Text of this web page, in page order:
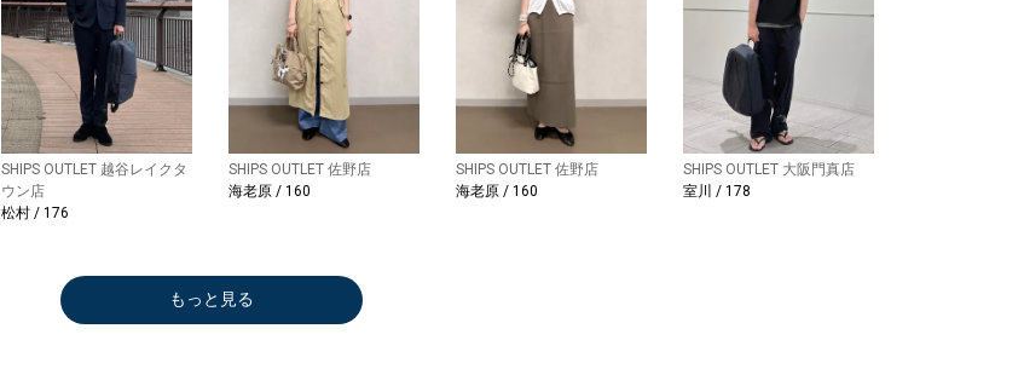
SHIPS OUTLET 越谷レイクタ
ウン店
松村 / 176
SHIPS OUTLET 佐野店
海老原 / 160
SHIPS OUTLET 佐野店
海老原 / 160
SHIPS OUTLET 大阪門真店
室川 / 178
もっと見る